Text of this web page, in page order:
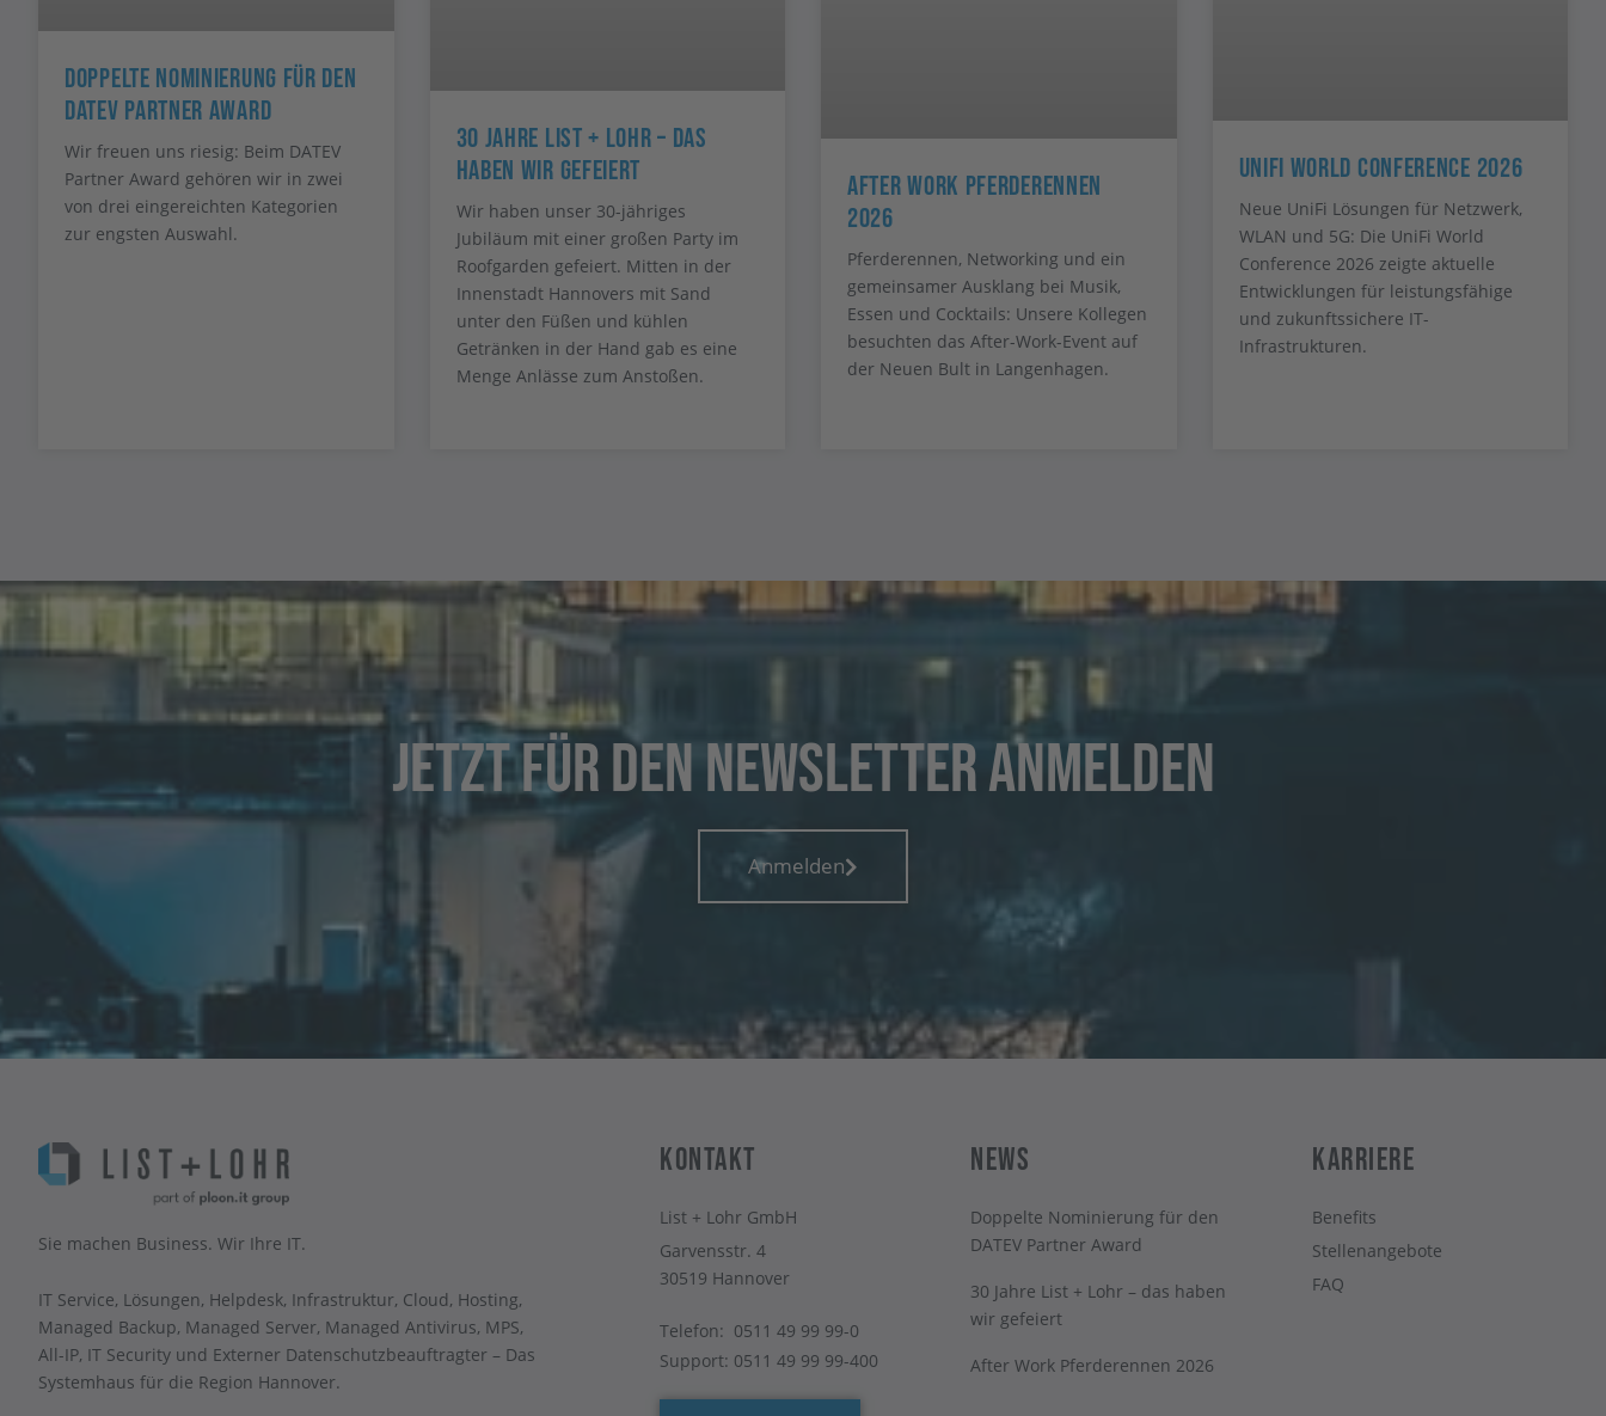
Doppelte Nominierung Für Den
DATEV Partner Award
Wir freuen uns riesig: Beim DATEV
Partner Award gehören wir in zwei
von drei eingereichten Kategorien
zur engsten Auswahl.
30 Jahre List + Lohr – Das
Haben Wir Gefeiert
Wir haben unser 30-jähriges
Jubiläum mit einer großen Party im
Roofgarden gefeiert. Mitten in der
Innenstadt Hannovers mit Sand
unter den Füßen und kühlen
Getränken in der Hand gab es eine
Menge Anlässe zum Anstoßen.
After Work Pferderennen
2026
Pferderennen, Networking und ein
gemeinsamer Ausklang bei Musik,
Essen und Cocktails: Unsere Kollegen
besuchten das After-Work-Event auf
der Neuen Bult in Langenhagen.
UniFi World Conference 2026
Neue UniFi Lösungen für Netzwerk,
WLAN und 5G: Die UniFi World
Conference 2026 zeigte aktuelle
Entwicklungen für leistungsfähige
und zukunftssichere IT-
Infrastrukturen.
Jetzt für den Newsletter anmelden
Anmelden
Sie machen Business. Wir Ihre IT.
IT Service, Lösungen, Helpdesk, Infrastruktur, Cloud, Hosting,
Managed Backup, Managed Server, Managed Antivirus, MPS,
All-IP, IT Security und Externer Datenschutzbeauftragter – Das
Systemhaus für die Region Hannover.
Kontakt
List + Lohr GmbH
Garvensstr. 4
30519 Hannover
Telefon: 0511 49 99 99-0
Support: 0511 49 99 99-400
News
Doppelte Nominierung für den
DATEV Partner Award
30 Jahre List + Lohr – das haben
wir gefeiert
After Work Pferderennen 2026
Karriere
Benefits
Stellenangebote
FAQ